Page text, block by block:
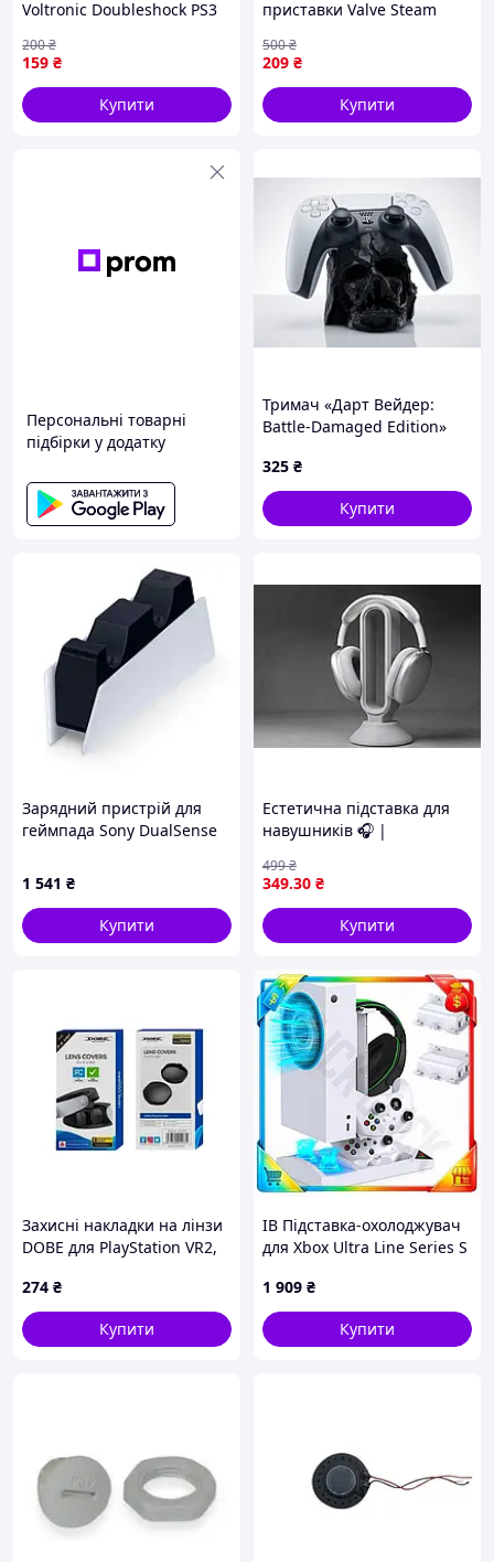
Voltronic Doubleshock PS3
(Оригінал з розбору)
(Відновлений)
159 ₴
200₴
Купити
приставки Valve Steam
Black (Вживаний)
209 ₴
500₴
Купити
Персональні товарні
підбірки у додатку
Тримач «Дарт Вейдер:
Battle-Damaged Edition»
325 ₴
Купити
Зарядний пристрій для
геймпада Sony DualSense
UA
1 541 ₴
Купити
Естетична підставка для
навушників 🎧 |
настільний тримач
349.30 ₴
499₴
Купити
Захисні накладки на лінзи
DOBE для PlayStation VR2,
подряпин для окулярів PS
VR2
274 ₴
Купити
ІВ Підставка-охолоджувач
для Xbox Ultra Line Series S
вентиляторами для
геймпаді ЕMN_PS
1 909 ₴
Купити